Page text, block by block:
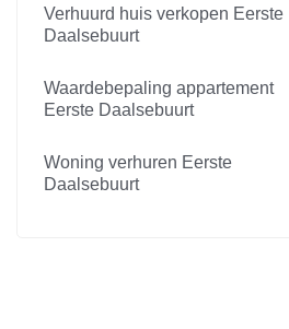
Verhuurd huis verkopen Eerste
Daalsebuurt
Waardebepaling appartement
Eerste Daalsebuurt
Woning verhuren Eerste
Daalsebuurt